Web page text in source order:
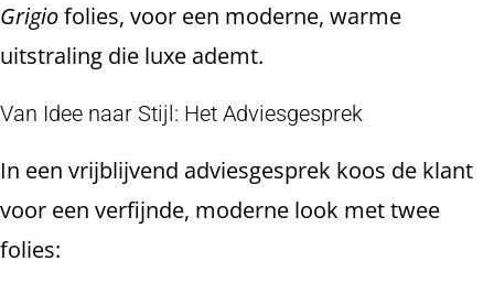
Grigiofolies, voor een moderne, warme
uitstraling die luxe ademt.
Van Idee naar Stijl: Het Adviesgesprek
In een vrijblijvend adviesgesprek koos de klant
voor een verfijnde, moderne look met twee
folies: